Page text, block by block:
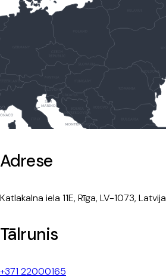
Adrese
Katlakalna iela 11E, Rīga, LV-1073, Latvija
Tālrunis
+371 22000165